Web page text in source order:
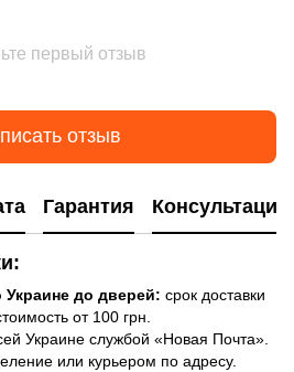
первый отзыв
отзыв
Гарантия Консультация
Украине до дверей: срок доставки
от 100 грн.
Украине службой «Новая Почта».
или курьером по адресу.